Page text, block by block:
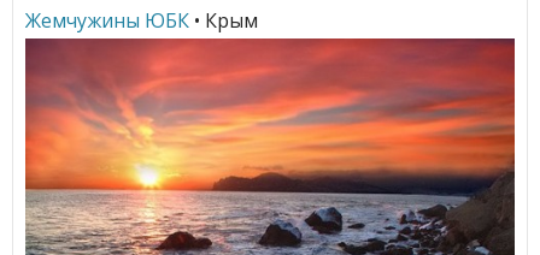
Жемчужины ЮБК • Крым